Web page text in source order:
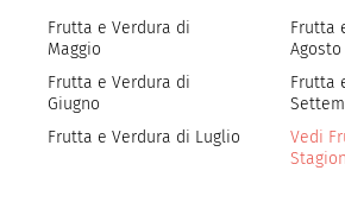
Frutta e Verdura di
Maggio
Frutta e Verdura di
Giugno
Frutta e Verdura di Luglio
Frutta
Agosto
Frutta
Vedi